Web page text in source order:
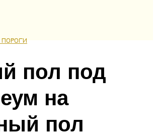
пол под
на
пол